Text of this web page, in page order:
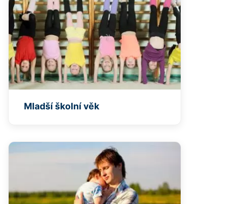
Mladší školní věk